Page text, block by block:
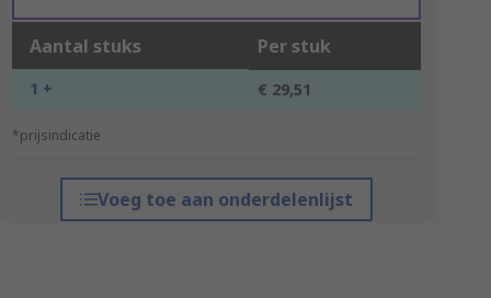
Aantal stuks Per stuk
1 + € 29,51
*prijsindicatie
Voeg toe aan onderdelenlijst